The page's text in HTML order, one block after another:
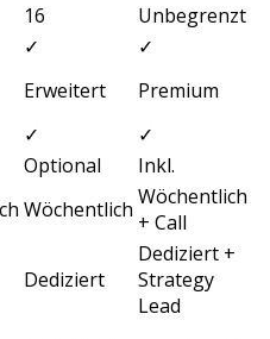
16
Unbegrenzt
✓
✓
Erweitert
Premium
✓
✓
Optional
Inkl.
Wöchentlich Wöchentlich
+ Call
Dediziert
Dediziert +
Strategy
Lead